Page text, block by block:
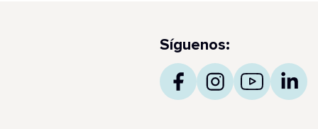
Síguenos: